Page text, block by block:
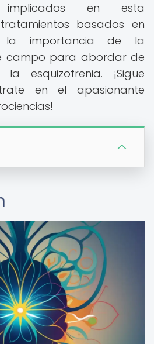
implicados en esta
basados en
la importancia de la
campo para abordar de
esquizofrenia. ¡Sigue
en el apasionante